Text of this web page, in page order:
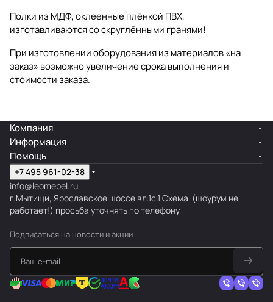
Полки из МДФ, оклеенные плёнкой ПВХ,
изготавливаются со скруглёнными гранями!
При изготовлении оборудования из материалов «на
заказ» возможно увеличение срока выполнения и
стоимости заказа.
Компания
Информация
Помощь
+7 495 961-02-38
info@leomebel.ru
г.Мытищи, Ярославское шоссе вл.1с.1 Схема (шоурум не
работает!) просьба уточнять по телефону
Подписаться на новости и акции